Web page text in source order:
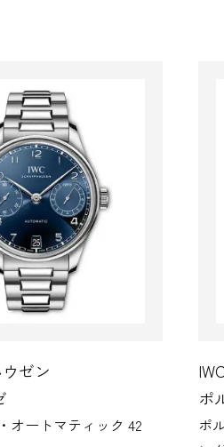
ハウゼン
ゼ
ゼ・パーペチュアル・カレ